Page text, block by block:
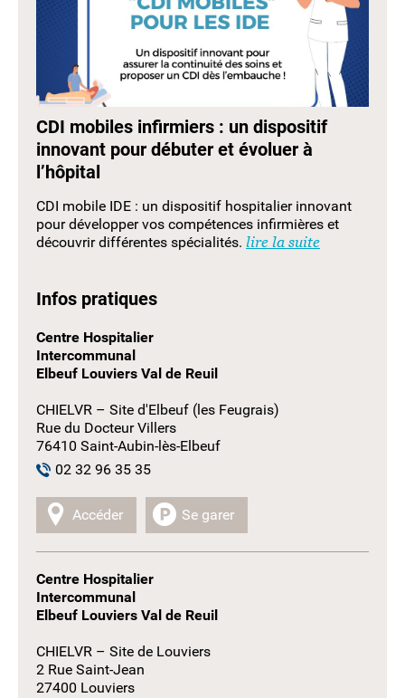
CDI mobiles infirmiers : un dispositif
innovant pour débuter et évoluer à
l’hôpital
CDI mobile IDE : un dispositif hospitalier innovant
pour développer vos compétences infirmières et
découvrir différentes spécialités. lire la suite
Infos pratiques
Centre Hospitalier
Intercommunal
Elbeuf Louviers Val de Reuil
CHIELVR – Site d'Elbeuf (les Feugrais)
Rue du Docteur Villers
76410 Saint-Aubin-lès-Elbeuf
02 32 96 35 35
Accéder Se garer
Centre Hospitalier
Intercommunal
Elbeuf Louviers Val de Reuil
CHIELVR – Site de Louviers
2 Rue Saint-Jean
27400 Louviers